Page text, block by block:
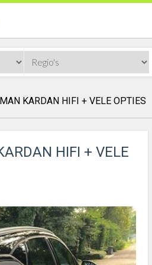
KARDAN HIFI + VELE OPTIES
HIFI + VELE